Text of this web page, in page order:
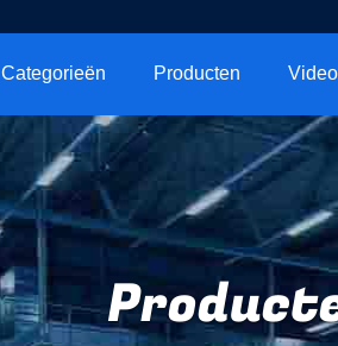
Categorieën Producten